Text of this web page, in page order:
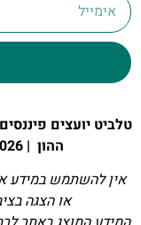
טלביט יועצים
ההון | 2008-2026 © כל הזכויות שמורות
אין להשתמש במידע
או הצגה